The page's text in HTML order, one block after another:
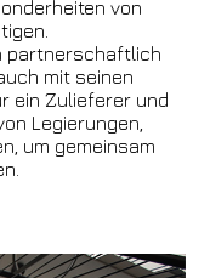
von
partnerschaftlich
mit seinen
ein Zulieferer und
Legierungen,
um gemeinsam